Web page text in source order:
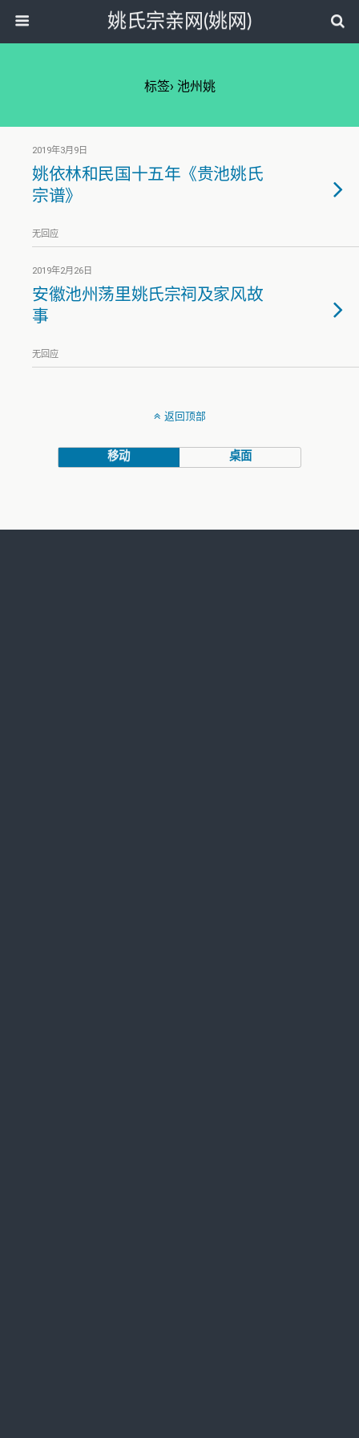
姚氏宗亲网(姚网)
标签› 池州姚
2019年3月9日
姚依林和民国十五年《贵池姚氏
宗谱》
无回应
2019年2月26日
安徽池州荡里姚氏宗祠及家风故
事
无回应
返回顶部
移动 桌面